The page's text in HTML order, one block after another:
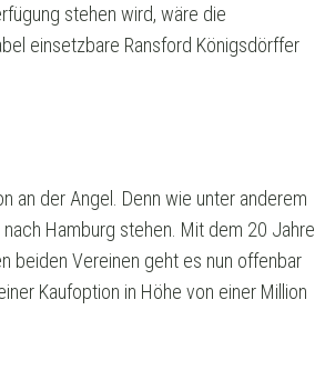
stehen wird, wäre die
einsetzbare Ransford Königsdörffer
an der Angel. Denn wie unter anderem
Hamburg stehen. Mit dem 20 Jahre
beiden Vereinen geht es nun offenbar
Kaufoption in Höhe von einer Million